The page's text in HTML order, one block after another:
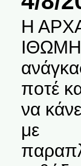
Η
ΙΘΩΜΗ
ποτέ
να
με